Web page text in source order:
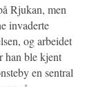
Rjukan, men
invaderte
og arbeidet
han ble kjent
en sentral